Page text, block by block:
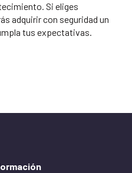
Si eliges
adquirir con seguridad un
tus expectativas.